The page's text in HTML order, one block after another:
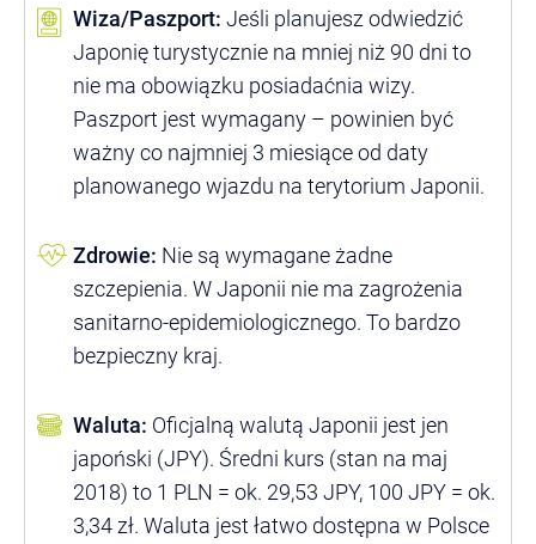
Wiza/Paszport: Jeśli planujesz odwiedzić
Japonię turystycznie na mniej niż 90 dni to
nie ma obowiązku posiadaćnia wizy.
Paszport jest wymagany – powinien być
ważny co najmniej 3 miesiące od daty
planowanego wjazdu na terytorium Japonii.
Zdrowie: Nie są wymagane żadne
szczepienia. W Japonii nie ma zagrożenia
sanitarno-epidemiologicznego. To bardzo
bezpieczny kraj.
Waluta: Oficjalną walutą Japonii jest jen
japoński (JPY). Średni kurs (stan na maj
2018) to 1 PLN = ok. 29,53 JPY, 100 JPY = ok.
3,34 zł. Waluta jest łatwo dostępna w Polsce